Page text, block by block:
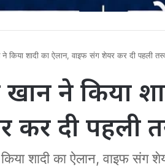
किया शादी का ऐलान, वाइफ संग शेयर कर दी पहली
ने किया
दी पहली
शादी का ऐलान, वाइफ संग